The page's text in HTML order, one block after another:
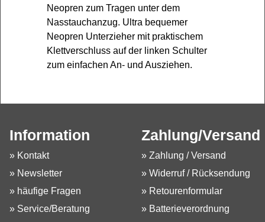
Neopren zum Tragen unter dem
Nasstauchanzug. Ultra bequemer
Neopren Unterzieher mit praktischem
Klettverschluss auf der linken Schulter
zum einfachen An- und Ausziehen.
Information
» Kontakt
» Newsletter
» häufige Fragen
» Service/Beratung
Zahlung/Versand
» Zahlung / Versand
» Widerruf / Rücksendung
» Retourenformular
» Batterieverordnung